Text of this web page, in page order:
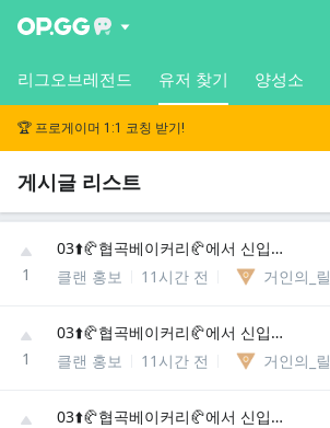
리그오브레전드 유저 찾기 양성소
🏆 프로게이머 1:1 코칭 받기!
게시글 리스트
1
03⬆️🥐협곡베이커리🥐에서 신입분들을 모집합니다
클랜 홍보
11시간 전
1
03⬆️🥐협곡베이커리🥐에서 신입분들을 모집합니다
클랜 홍보
11시간 전
03⬆️🥐협곡베이커리🥐에서 신입분들을 모집합니다